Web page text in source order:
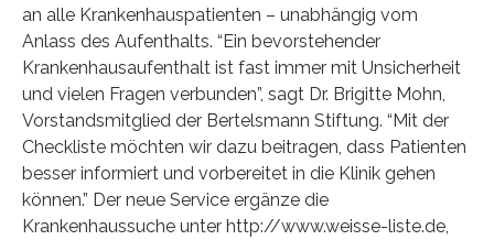
an alle Krankenhauspatienten – unabhängig vom
Anlass des Aufenthalts. “Ein bevorstehender
Krankenhausaufenthalt ist fast immer mit Unsicherheit
und vielen Fragen verbunden”, sagt Dr. Brigitte Mohn,
Vorstandsmitglied der Bertelsmann Stiftung. “Mit der
Checkliste möchten wir dazu beitragen, dass Patienten
besser informiert und vorbereitet in die Klinik gehen
können.” Der neue Service ergänze die
Krankenhaussuche unter http://www.weisse-liste.de,